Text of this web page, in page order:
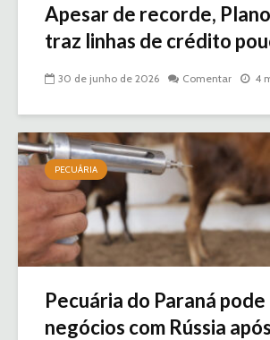
Apesar de recorde,
traz linhas de crédito
30 de junho de 2026 Comentar 4
PECUÁRIA
Pecuária do Paraná
negócios com Rússia